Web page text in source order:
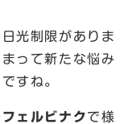
光制限がありま
って新たな悩み
すね。
フェルビナクで様